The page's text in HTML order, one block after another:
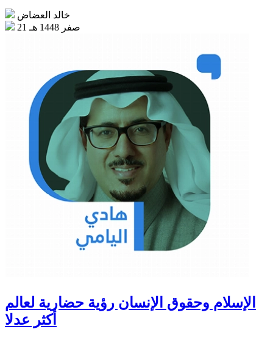
خالد العضاض
21 صفر 1448 هـ
الإسلام وحقوق الإنسان رؤية حضارية لعالم
أكثر عدلا